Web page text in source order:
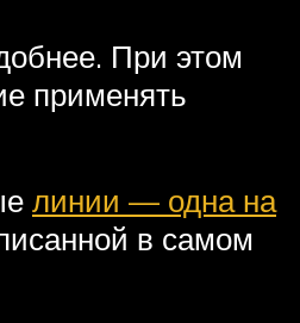
При этом
применять
линии — одна на
в самом